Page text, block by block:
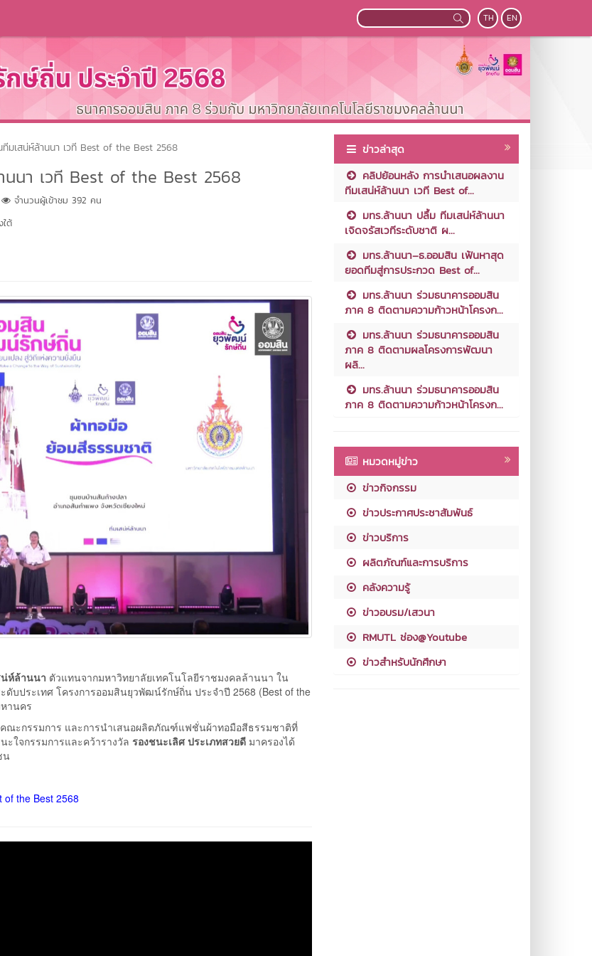
TH EN
มเสน่ห์ล้านนา เวที Best of the Best 2568
นา เวที Best of the Best 2568
จำนวนผู้เข้าชม 392 คน
ต้
ห์ล้านนา ตัวแทนจากมหาวิทยาลัยเทคโนโลยีราชมงคลล้านนา ใน
ดับประเทศ โครงการออมสินยุวพัฒน์รักษ์ถิ่น ประจำปี 2568 (Best of the
านคร
ณะกรรมการ และการนำเสนอผลิตภัณฑ์แฟชั่นผ้าทอมือสีธรรมชาติที่
ใจกรรมการและคว้ารางวัล รองชนะเลิศ ประเภทสวยดี มาครองได้
น
the Best 2568
ข่าวล่าสุด
คลิปย้อนหลัง การนำเสนอผลงาน
ทีมเสน่ห์ล้านนา เวที Best of...
มทร.ล้านนา ปลื้ม ทีมเสน่ห์ล้านนา
เจิดจรัสเวทีระดับชาติ ผ...
มทร.ล้านนา–ธ.ออมสิน เฟ้นหาสุด
ยอดทีมสู่การประกวด Best of...
มทร.ล้านนา ร่วมธนาคารออมสิน
ภาค 8 ติดตามความก้าวหน้าโครงก...
มทร.ล้านนา ร่วมธนาคารออมสิน
ภาค 8 ติดตามผลโครงการพัฒนา
ผลิ...
มทร.ล้านนา ร่วมธนาคารออมสิน
ภาค 8 ติดตามความก้าวหน้าโครงก...
หมวดหมู่ข่าว
ข่าวกิจกรรม
ข่าวประกาศประชาสัมพันธ์
ข่าวบริการ
ผลิตภัณฑ์และการบริการ
คลังความรู้
ข่าวอบรม/เสวนา
RMUTL ช่อง@Youtube
ข่าวสำหรับนักศึกษา